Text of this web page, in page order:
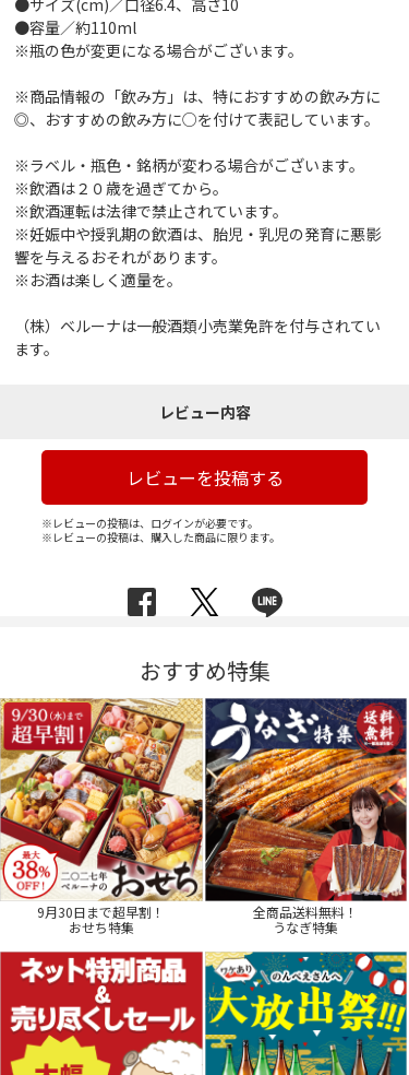
●サイズ(cm)／口径6.4、高さ10
●容量／約110ml
※瓶の色が変更になる場合がございます。
※商品情報の「飲み方」は、特におすすめの飲み方に
◎、おすすめの飲み方に○を付けて表記しています。
※ラベル・瓶色・銘柄が変わる場合がございます。
※飲酒は２０歳を過ぎてから。
※飲酒運転は法律で禁止されています。
※妊娠中や授乳期の飲酒は、胎児・乳児の発育に悪影
響を与えるおそれがあります。
※お酒は楽しく適量を。
（株）ベルーナは一般酒類小売業免許を付与されてい
ます。
レビュー内容
レビューを投稿する
※レビューの投稿は、ログインが必要です。
※レビューの投稿は、購入した商品に限ります。
おすすめ特集
9月30日まで超早割！
おせち特集
全商品送料無料！
うなぎ特集